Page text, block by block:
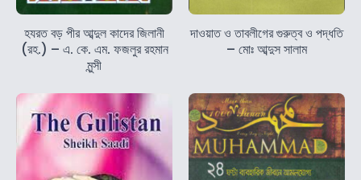
হযরত বড় পীর আব্দুল কাদের জিলানী
(রহ.) – এ. কে. এম. ফজলুর রহমান
মুন্সী
দাওয়াত ও তাবলীগের গুরুত্ব ও পদ্ধতি
– মোঃ আব্দুস সালাম